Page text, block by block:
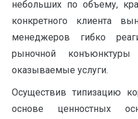
небольших по объему,
конкретного клиента
менеджеров гибко
рыночной конъюнктуры
оказываемые услуги.
Осуществив типизацию
основе ценностных